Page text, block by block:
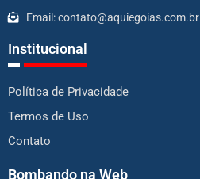
Email: contato@aquiegoias.com.br
Institucional
Política de Privacidade
Termos de Uso
Contato
Bombando na Web